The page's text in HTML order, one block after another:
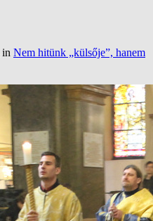
in Nem hitünk „külsője”, hanem